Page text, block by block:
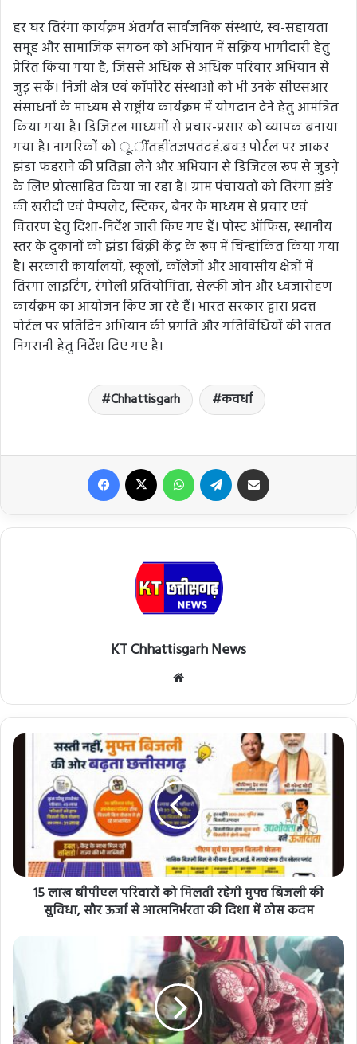
हर घर तिरंगा कार्यक्रम अंतर्गत सार्वजनिक संस्थाएं, स्व-सहायता
समूह और सामाजिक संगठन को अभियान में सक्रिय भागीदारी हेतु
प्रेरित किया गया है, जिससे अधिक से अधिक परिवार अभियान से
जुड़ सकें। निजी क्षेत्र एवं कॉर्पोरेट संस्थाओं को भी उनके सीएसआर
संसाधनों के माध्यम से राष्ट्रीय कार्यक्रम में योगदान देने हेतु आमंत्रित
किया गया है। डिजिटल माध्यमों से प्रचार-प्रसार को व्यापक बनाया
गया है। नागरिकों को ूू.ींतहींतजपतंदहं.बवउ पोर्टल पर जाकर
झंडा फहराने की प्रतिज्ञा लेने और अभियान से डिजिटल रूप से जुडऩे
के लिए प्रोत्साहित किया जा रहा है। ग्राम पंचायतों को तिरंगा झंडे
की खरीदी एवं पैम्पलेट, स्टिकर, बैनर के माध्यम से प्रचार एवं
वितरण हेतु दिशा-निर्देश जारी किए गए हैं। पोस्ट ऑफिस, स्थानीय
स्तर के दुकानों को झंडा बिक्री केंद्र के रूप में चिन्हांकित किया गया
है। सरकारी कार्यालयों, स्कूलों, कॉलेजों और आवासीय क्षेत्रों में
तिरंगा लाइटिंग, रंगोली प्रतियोगिता, सेल्फी जोन और ध्वजारोहण
कार्यक्रम का आयोजन किए जा रहे हैं। भारत सरकार द्वारा प्रदत्त
पोर्टल पर प्रतिदिन अभियान की प्रगति और गतिविधियों की सतत
निगरानी हेतु निर्देश दिए गए है।
Chhattisgarh कवर्धा
Facebook WhatsApp Telegram
KT Chhattisgarh News
15 लाख बीपीएल परिवारों को मिलती रहेगी मुफ्त बिजली की
सुविधा, सौर ऊर्जा से आत्मनिर्भरता की दिशा में ठोस कदम